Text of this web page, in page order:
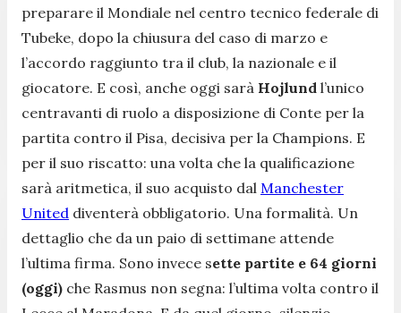
preparare il Mondiale nel centro tecnico federale di
Tubeke, dopo la chiusura del caso di marzo e
l’accordo raggiunto tra il club, la nazionale e il
giocatore. E così, anche oggi sarà Hojlund l’unico
centravanti di ruolo a disposizione di Conte per la
partita contro il Pisa, decisiva per la Champions. E
per il suo riscatto: una volta che la qualificazione
sarà aritmetica, il suo acquisto dal Manchester
United diventerà obbligatorio. Una formalità. Un
dettaglio che da un paio di settimane attende
l’ultima firma. Sono invece sette partite e 64 giorni
(oggi) che Rasmus non segna: l’ultima volta contro il